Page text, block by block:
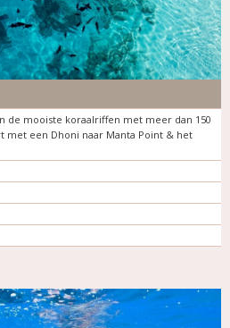
de mooiste koraalriffen met meer dan 150
met een Dhoni naar Manta Point & het